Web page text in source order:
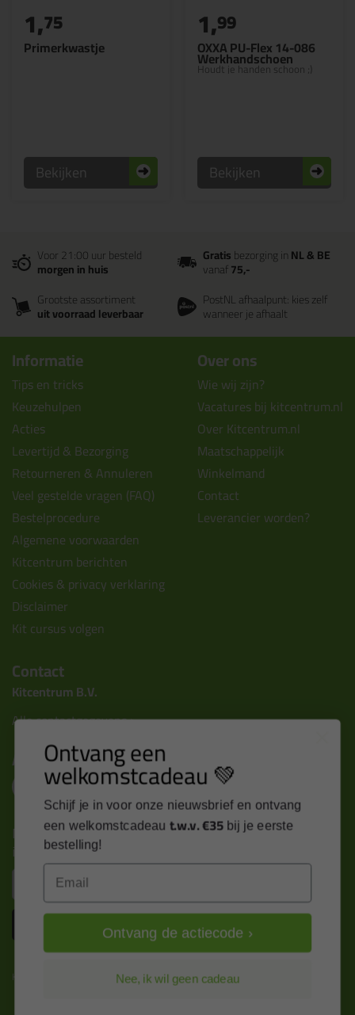
Primerkwastje
1,75
Bekijken
OXXA PU-Flex 14-086
Werkhandschoen
Houdt je handen schoon ;)
1,99
Bekijken
Voor 21:00 uur besteld
morgen in huis
Gratisbezorging inNL & BE
vanaf75,-
Grootste assortiment
uit voorraad leverbaar
PostNL afhaalpunt: kies zelf
wanneer je afhaalt
Informatie
Tips en tricks
Keuzehulpen
Acties
Levertijd & Bezorging
Retourneren & Annuleren
Veel gestelde vragen (FAQ)
Bestelprocedure
Algemene voorwaarden
Kitcentrum berichten
Cookies & privacy verklaring
Disclaimer
Kit cursus volgen
Over ons
Wie wij zijn?
Vacatures bij kitcentrum.nl
Over Kitcentrum.nl
Maatschappelijk
Winkelmand
Contact
Leverancier worden?
Contact
Kitcentrum B.V.
Alle contactgegevens >
Altijd op de hoogte blijven?
Nieuws, tips en exclusieve deals rechtstreeks in je
inbox
Inschrijven
Kitcentrum is trots op:
Ontvang een
welkomstcadeau 💚
Schijf je in voor onze nieuwsbrief en ontvang
een welkomstcadeau t.w.v. €35 bij je eerste
bestelling!
Ontvang de actiecode ›
Nee, ik wil geen cadeau